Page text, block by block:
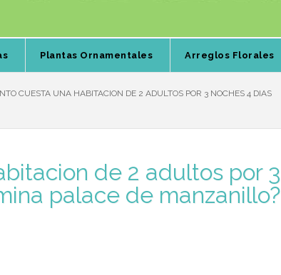
Plantas Ornamentales Arreglos Florales
CUESTA UNA HABITACION DE 2 ADULTOS POR 3 NOCHES 4 DIAS
de 2 adultos por 3
palace de manzanillo?